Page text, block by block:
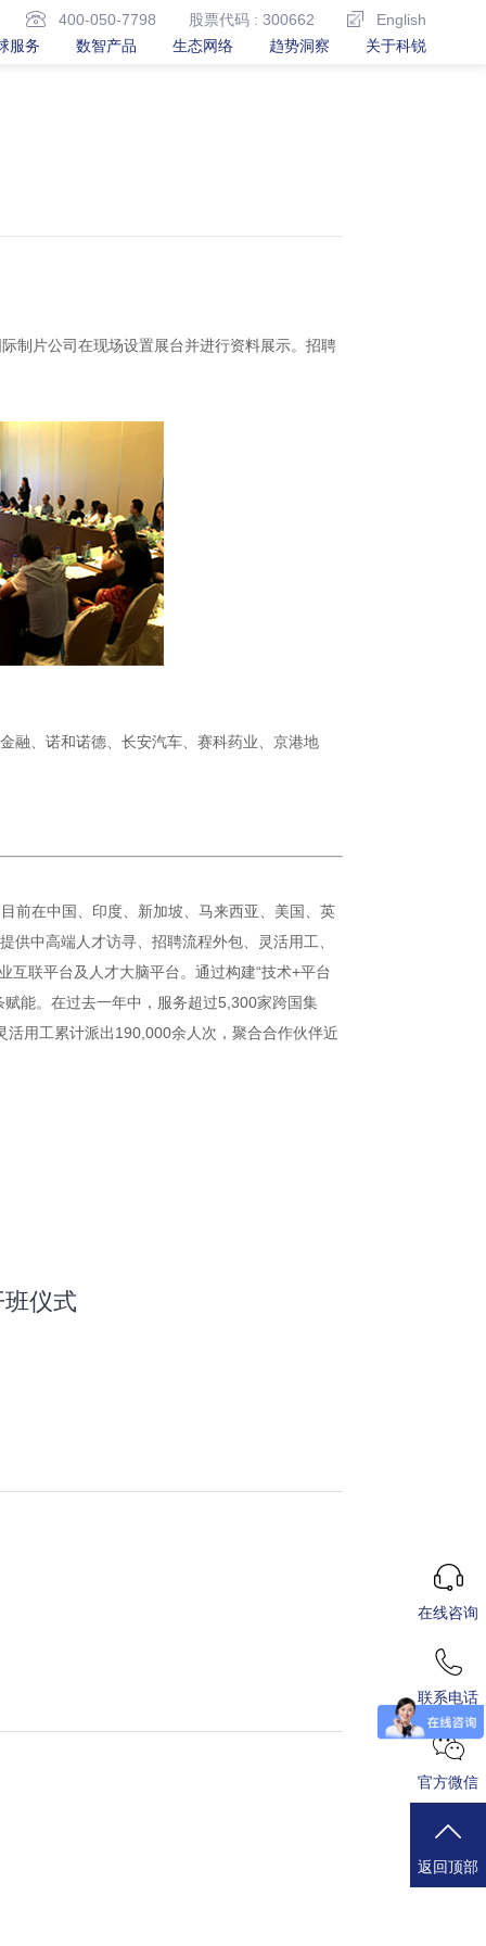
400-050-7798 股票代码 : 300662
English
服务
数智产品 生态网络 趋势洞察 关于科锐
制片公司在现场设置展台并进行资料展示。招聘
融、诺和诺德、长安汽车、赛科药业、京港地
前在中国、印度、新加坡、马来西亚、美国、英
中高端人才访寻、招聘流程外包、灵活用工、
联平台及人才大脑平台。通过构建“技术+平台
能。在过去一年中，服务超过5,300家跨国集
用工累计派出190,000余人次，聚合合作伙伴近
仪式
在线咨询
联系电话
官方微信
返回顶部